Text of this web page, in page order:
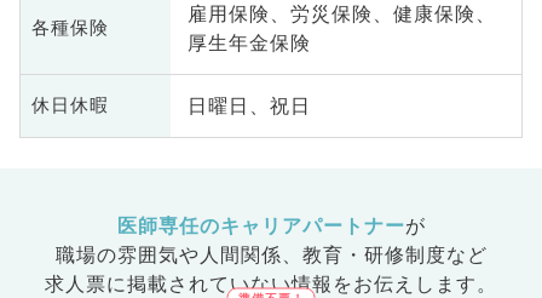
各種保険
雇用保険、労災保険、健康保険、
厚生年金保険
休日休暇 日曜日、祝日
医師専任のキャリアパートナーが
職場の雰囲気や人間関係、 教育・研修制度など
求人票に掲載されていない情報をお伝えします。